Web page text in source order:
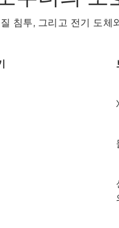
침투, 그리고 전기 도